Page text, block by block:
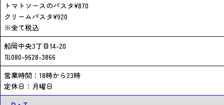
トマトソースのパスタ¥870
クリームパスタ¥920
※全て税込
船岡中央3丁目14-20
℡080-9628-3866
営業時間：18時から23時
定休日：月曜日